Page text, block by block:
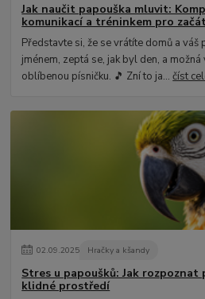
Jak naučit papouška mluvit:
komunikací a tréninkem pro
Představte si, že se vrátíte domů a váš
jménem, zeptá se, jak byl den, a
oblíbenou písničku. 🎵 Zní to ja...číst
02.09.2025 Hračky a kšandy
Stres u papoušků: Jak
klidné prostředí